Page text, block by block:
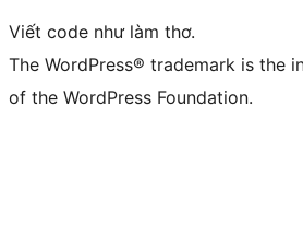
Viết code như làm thơ.
The WordPress® trademark is the
of the WordPress Foundation.